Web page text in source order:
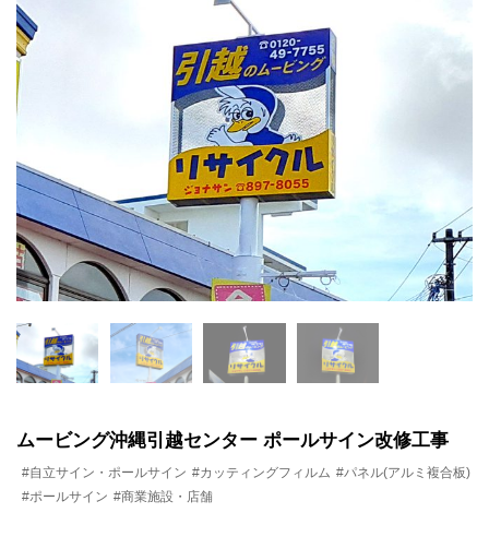
ムービング沖縄引越センター ポールサイン改修工事
#自立サイン・ポールサイン #カッティングフィルム #パネル(アルミ複合板)
#ポールサイン #商業施設・店舗